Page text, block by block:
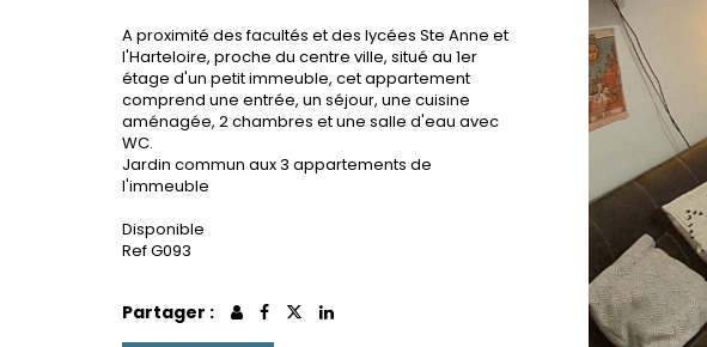
A proximité des facultés et des lycées Ste Anne et
l'Harteloire, proche du centre ville, situé au 1er
étage d'un petit immeuble, cet appartement
comprend une entrée, un séjour, une cuisine
aménagée, 2 chambres et une salle d'eau avec
WC.
Jardin commun aux 3 appartements de
l'immeuble
Disponible
Ref G093
Partager :